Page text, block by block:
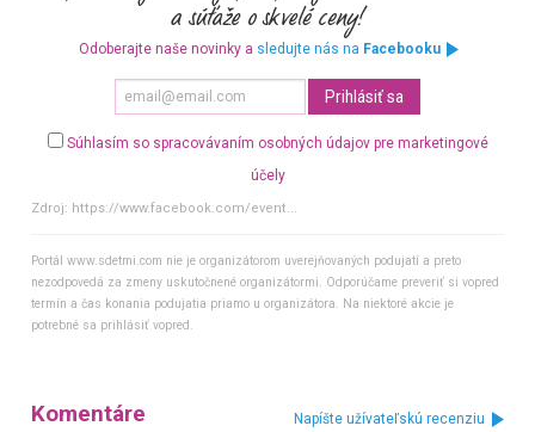
Odoberajte naše novinky a sledujte nás na Facebooku
Súhlasím so spracovávaním osobných údajov pre marketingové
účely
Zdroj: https://www.facebook.com/event...
Portál www.sdetmi.com nie je organizátorom uverejňovaných podujatí a preto
nezodpovedá za zmeny uskutočnené organizátormi. Odporúčame preveriť si vopred
termín a čas konania podujatia priamo u organizátora. Na niektoré akcie je
potrebné sa prihlásiť vopred.
Komentáre Napíšte užívateľskú recenziu